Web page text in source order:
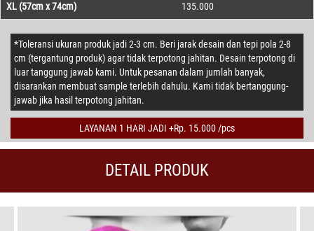
XL (57cm x 74cm) 135.000
*Toleransi ukuran produk jadi 2-3 cm. Beri jarak desain dan tepi pola 2-8
cm (tergantung produk) agar tidak terpotong jahitan. Desain terpotong di
luar tanggung jawab kami. Untuk pesanan dalam jumlah banyak,
disarankan membuat sample terlebih dahulu. Kami tidak bertanggung-
jawab jika hasil terpotong jahitan.
LAYANAN 1 HARI JADI +Rp. 15.000 /pcs
DETAIL PRODUK